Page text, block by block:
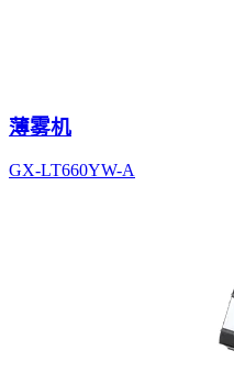
薄雾机
GX-LT660YW-A